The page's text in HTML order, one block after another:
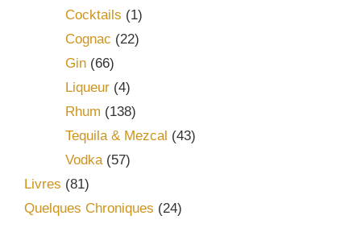
Cocktails (1)
Cognac (22)
Gin (66)
Liqueur (4)
Rhum (138)
Tequila & Mezcal (43)
Vodka(57)
Livres (81)
Quelques Chroniques (24)